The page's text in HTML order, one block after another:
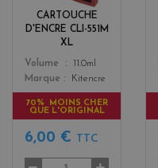
CARTOUCHE
D'ENCRE CLI-551M
XL
Color
n
t
Volume
11.0ml
Marque
Kitencre
70% MOINS CHER
QUE L'ORIGINAL
6,00 € TTC